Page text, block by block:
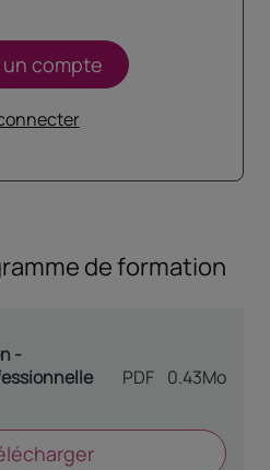
compte
de formation
-
TYPE DE
PDF 0.43Mo
le document